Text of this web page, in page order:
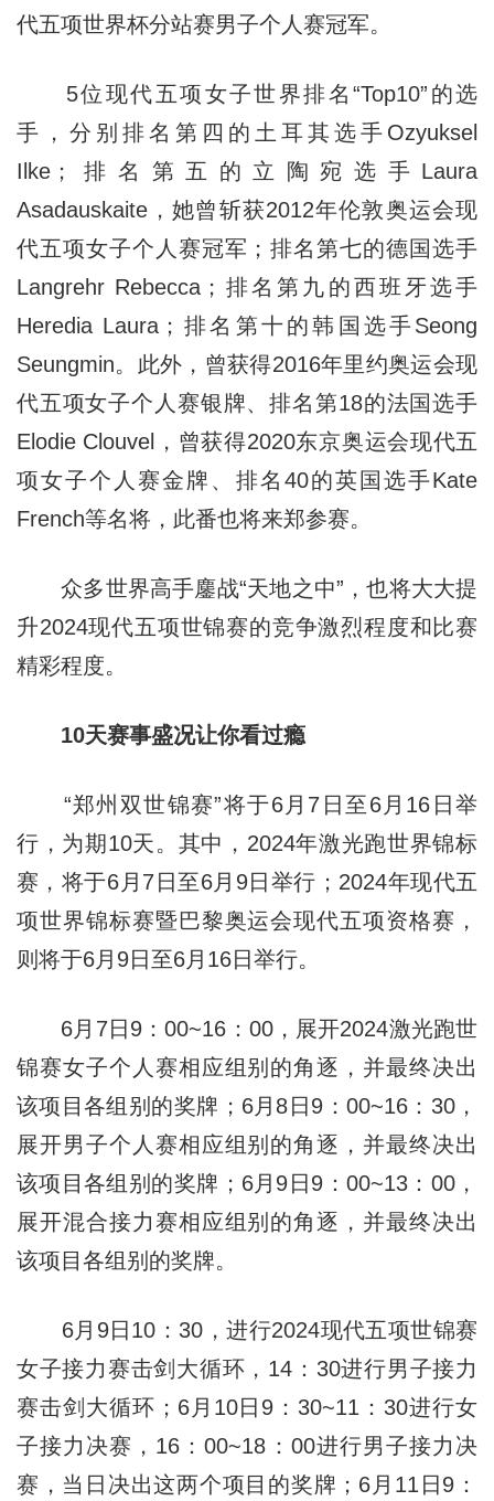
代五项世界杯分站赛男子个人赛冠军。
5位现代五项女子世界排名“Top10”的选
手，分别排名第四的土耳其选手Ozyuksel
Ilke；排名第五的立陶宛选手Laura
Asadauskaite，她曾斩获2012年伦敦奥运会现
代五项女子个人赛冠军；排名第七的德国选手
Langrehr Rebecca；排名第九的西班牙选手
Heredia Laura；排名第十的韩国选手Seong
Seungmin。此外，曾获得2016年里约奥运会现
代五项女子个人赛银牌、排名第18的法国选手
Elodie Clouvel，曾获得2020东京奥运会现代五
项女子个人赛金牌、排名40的英国选手Kate
French等名将，此番也将来郑参赛。
众多世界高手鏖战“天地之中”，也将大大提
升2024现代五项世锦赛的竞争激烈程度和比赛
精彩程度。
10天赛事盛况让你看过瘾
“郑州双世锦赛”将于6月7日至6月16日举
行，为期10天。其中，2024年激光跑世界锦标
赛，将于6月7日至6月9日举行；2024年现代五
项世界锦标赛暨巴黎奥运会现代五项资格赛，
则将于6月9日至6月16日举行。
6月7日9：00~16：00，展开2024激光跑世
锦赛女子个人赛相应组别的角逐，并最终决出
该项目各组别的奖牌；6月8日9：00~16：30，
展开男子个人赛相应组别的角逐，并最终决出
该项目各组别的奖牌；6月9日9：00~13：00，
展开混合接力赛相应组别的角逐，并最终决出
该项目各组别的奖牌。
6月9日10：30，进行2024现代五项世锦赛
女子接力赛击剑大循环，14：30进行男子接力
赛击剑大循环；6月10日9：30~11：30进行女
子接力决赛，16：00~18：00进行男子接力决
赛，当日决出这两个项目的奖牌；6月11日9：